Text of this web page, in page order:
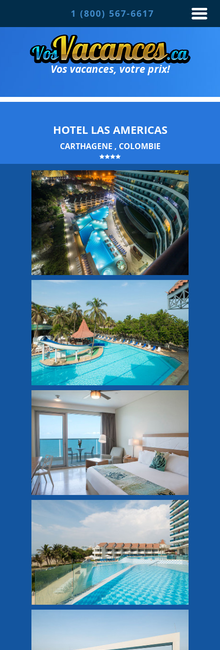
1 (800) 567-6617
Vos vacances, votre prix!
HOTEL LAS AMERICAS
CARTHAGENE , COLOMBIE